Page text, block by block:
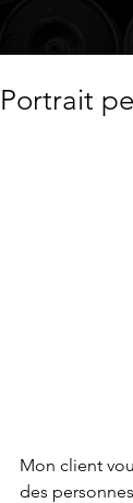
Portrait
Mon client
des